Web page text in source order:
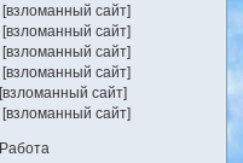
[взломанный сайт]
[взломанный сайт]
[взломанный сайт]
[взломанный сайт]
[взломанный сайт]
[взломанный сайт]
Работа